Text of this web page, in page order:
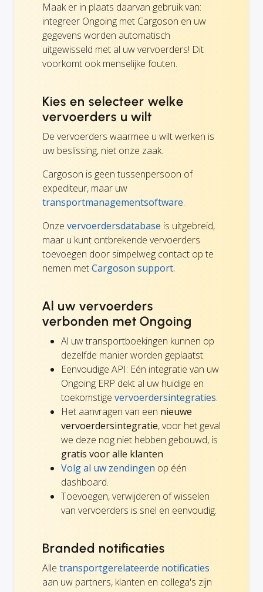
Maak er in plaats daarvan gebruik van:
integreer Ongoing met Cargoson en uw
gegevens worden automatisch
uitgewisseld met al uw vervoerders! Dit
voorkomt ook menselijke fouten.
Kies en selecteer welke
vervoerders u wilt
De vervoerders waarmee u wilt werken is
uw beslissing, niet onze zaak.
Cargoson is geen tussenpersoon of
expediteur, maar uw
transportmanagementsoftware.
Onze vervoerdersdatabase is uitgebreid,
maar u kunt ontbrekende vervoerders
toevoegen door simpelweg contact op te
nemen metCargoson support.
Al uw vervoerders
verbonden met Ongoing
Al uw transportboekingen kunnen op
dezelfde manier worden geplaatst.
Eenvoudige API: Eén integratie van uw
Ongoing ERP dekt al uw huidige en
toekomstige vervoerdersintegraties.
Het aanvragen van een nieuwe
vervoerdersintegratie, voor het geval
we deze nog niet hebben gebouwd, is
gratis voor alle klanten.
Volg al uw zendingen op één
dashboard.
Toevoegen, verwijderen of wisselen
van vervoerders is snel en eenvoudig.
Branded notificaties
Alle transportgerelateerde notificaties
aan uw partners, klanten en collega's zijn